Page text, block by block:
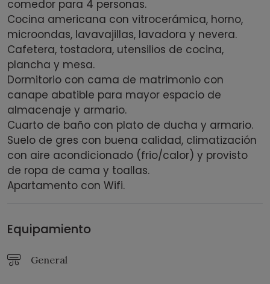
comedor para 4 personas.
Cocina americana con vitrocerámica, horno,
microondas, lavavajillas, lavadora y nevera.
Cafetera, tostadora, utensilios de cocina,
plancha y mesa.
Dormitorio con cama de matrimonio con
canape abatible para mayor espacio de
almacenaje y armario.
Cuarto de baño con plato de ducha y armario.
Suelo de gres con buena calidad, climatización
con aire acondicionado (frio/calor) y provisto
de ropa de cama y toallas.
Apartamento con Wifi.
Equipamiento
General